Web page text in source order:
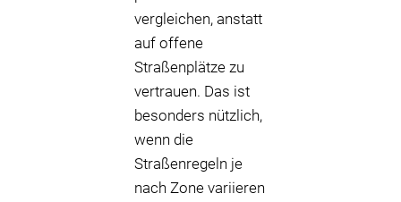
vergleichen, anstatt
auf offene
Straßenplätze zu
vertrauen. Das ist
besonders nützlich,
wenn die
Straßenregeln je
nach Zone variieren